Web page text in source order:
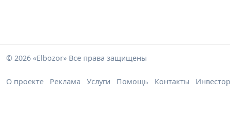
© 2026 «Elbozor» Все права защищены
О проекте Реклама Услуги Помощь Контакты